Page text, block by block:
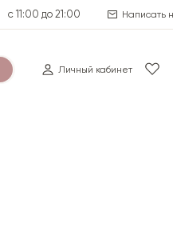
с 11:00 до 21:00 Написать
Личный кабинет